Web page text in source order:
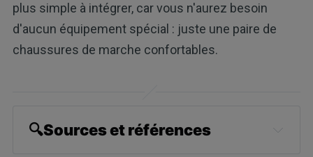
plus simple à intégrer, car vous n'aurez besoin
d'aucun équipement spécial : juste une paire de
chaussures de marche confortables.
🔍Sources et références